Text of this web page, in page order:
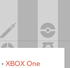
• XBOX One